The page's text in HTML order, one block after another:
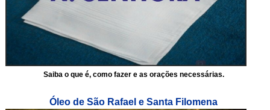
Saiba o que é, como fazer e as orações necessárias.
Óleo de São Rafael e Santa Filomena